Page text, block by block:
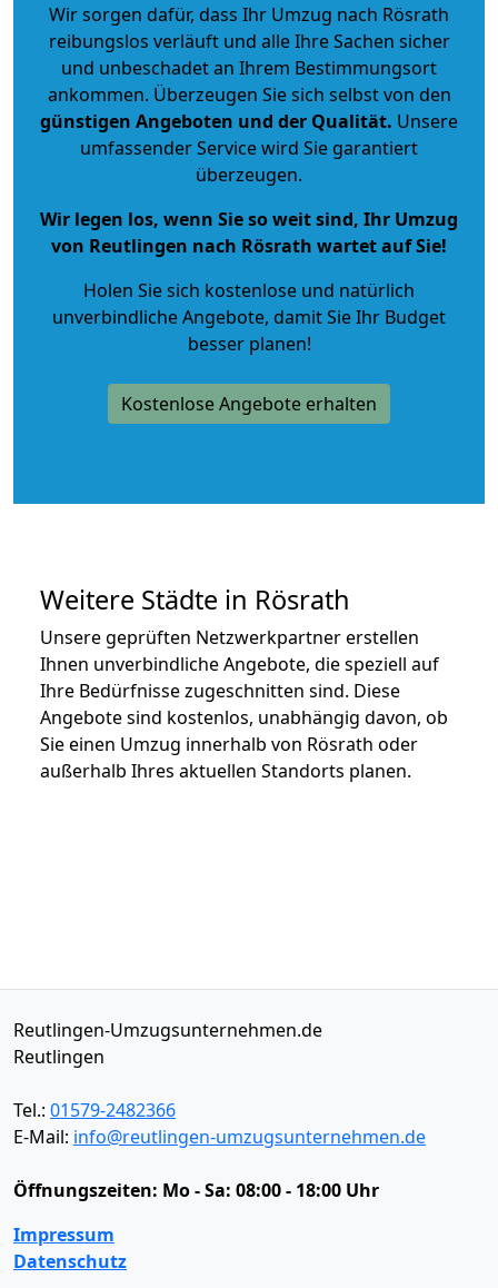
Wir sorgen dafür, dass Ihr Umzug nach Rösrath
reibungslos verläuft und alle Ihre Sachen sicher
und unbeschadet an Ihrem Bestimmungsort
ankommen. Überzeugen Sie sich selbst von den
günstigen Angeboten und der Qualität. Unsere
umfassender Service wird Sie garantiert
überzeugen.
Wir legen los, wenn Sie so weit sind, Ihr Umzug
von Reutlingen nach Rösrath wartet auf Sie!
Holen Sie sich kostenlose und natürlich
unverbindliche Angebote, damit Sie Ihr Budget
besser planen!
Kostenlose Angebote erhalten
Weitere Städte in Rösrath
Unsere geprüften Netzwerkpartner erstellen
Ihnen unverbindliche Angebote, die speziell auf
Ihre Bedürfnisse zugeschnitten sind. Diese
Angebote sind kostenlos, unabhängig davon, ob
Sie einen Umzug innerhalb von Rösrath oder
außerhalb Ihres aktuellen Standorts planen.
Reutlingen-Umzugsunternehmen.de
Reutlingen
Tel.: 01579-2482366
E-Mail: info@reutlingen-umzugsunternehmen.de
Öffnungszeiten: Mo - Sa: 08:00 - 18:00 Uhr
Impressum
Datenschutz